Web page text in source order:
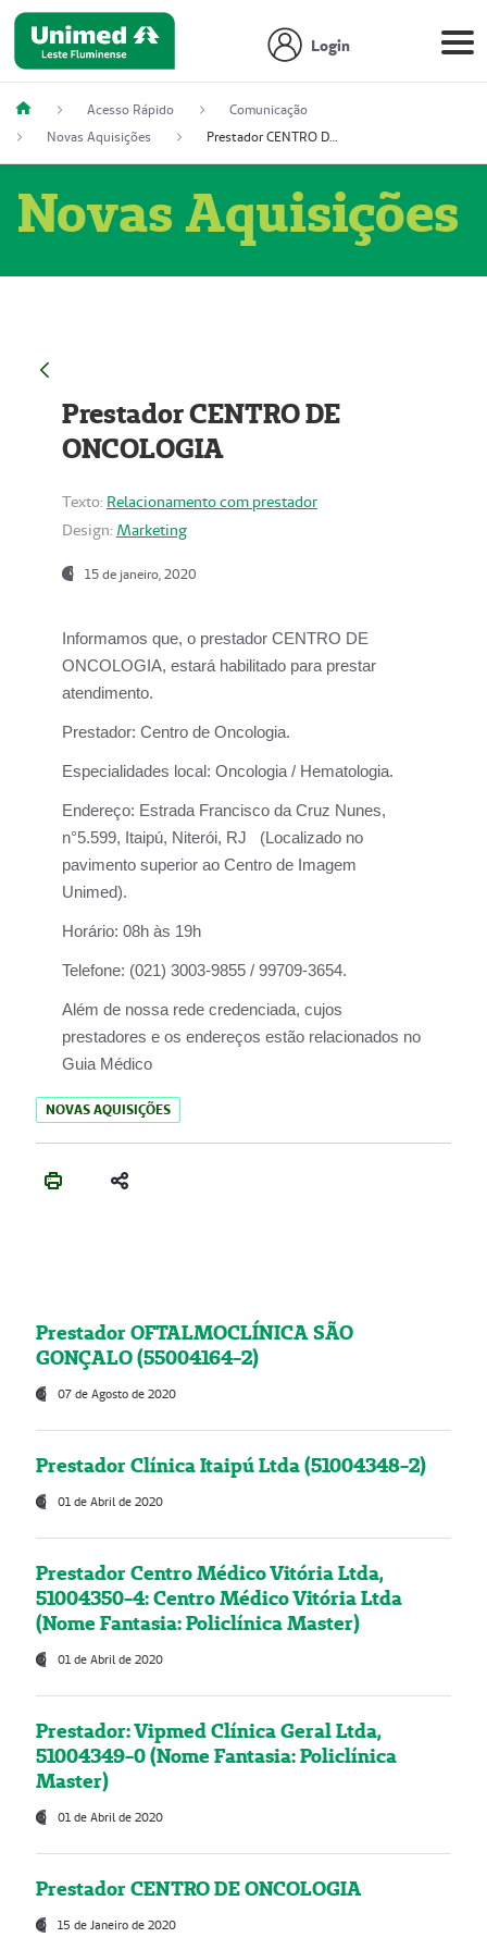
Login
Acesso Rápido
Comunicação
Novas Aquisições
Prestador CENTRO DE ONCOLOGIA
Novas Aquisições
Prestador CENTRO DE
ONCOLOGIA
Texto: Relacionamento com prestador
Design: Marketing
15 de janeiro, 2020
Informamos que, o prestador CENTRO DE
ONCOLOGIA, estará habilitado para prestar
atendimento.
Prestador: Centro de Oncologia.
Especialidades local: Oncologia / Hematologia.
Endereço: Estrada Francisco da Cruz Nunes,
n°5.599, Itaipú, Niterói, RJ (Localizado no
pavimento superior ao Centro de Imagem
Unimed).
Horário: 08h às 19h
Telefone: (021) 3003-9855 / 99709-3654.
Além de nossa rede credenciada, cujos
prestadores e os endereços estão relacionados no
Guia Médico
NOVAS AQUISIÇÕES
Prestador OFTALMOCLÍNICA SÃO
GONÇALO (55004164-2)
07 de Agosto de 2020
Prestador Clínica Itaipú Ltda (51004348-2)
01 de Abril de 2020
Prestador Centro Médico Vitória Ltda,
51004350-4: Centro Médico Vitória Ltda
(Nome Fantasia: Policlínica Master)
01 de Abril de 2020
Prestador: Vipmed Clínica Geral Ltda,
51004349-0 (Nome Fantasia: Policlínica
Master)
01 de Abril de 2020
Prestador CENTRO DE ONCOLOGIA
15 de Janeiro de 2020